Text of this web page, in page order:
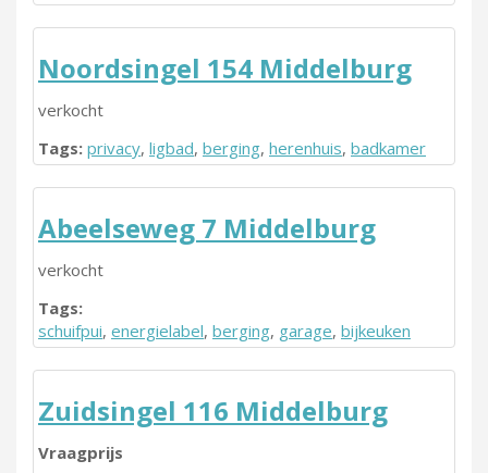
Noordsingel 154 Middelburg
verkocht
Tags: privacy, ligbad, berging, herenhuis, badkamer
Abeelseweg 7 Middelburg
verkocht
Tags:
schuifpui, energielabel, berging, garage, bijkeuken
Zuidsingel 116 Middelburg
Vraagprijs